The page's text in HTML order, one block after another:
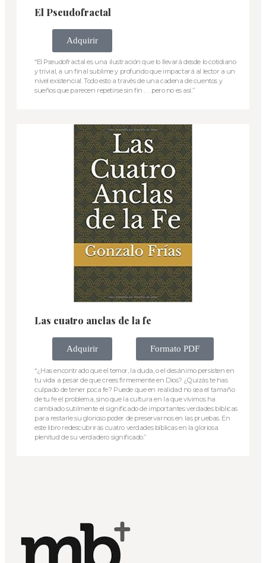
El Pseudofractal
Adquirir
“El Pseudofractal es una ilustración que lo llevará desde lo cotidiano
y trivial, a un final sublime y profundo que impactará al lector a un
nivel existencial. Todo esto a través de una cadena de cuentos y
sueños que parecen repetirse sin fin . . . pero no es así.”
Las cuatro anclas de la fe
Adquirir Formato PDF
“¿Has encontrado que el temor, la duda, o el desánimo persisten en
tu vida a pesar de que crees firmemente en Dios? ¿Quizás te has
culpado de tener poca fe? Puede que en realidad no sea el tamaño
de tu fe el problema, sino que la cultura en la que vivimos ha
cambiado sutilmente el significado de importantes verdades bíblicas
para restarle su glorioso poder de preservarnos en las pruebas. En
este libro redescubrirás cuatro verdades bíblicas en la gloriosa
plenitud de su verdadero significado.”